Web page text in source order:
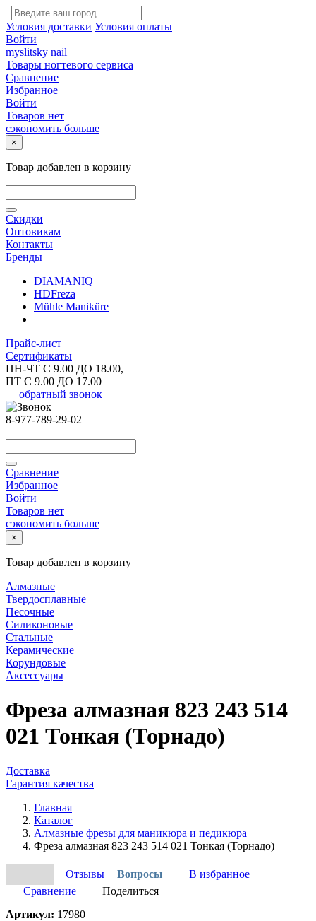
Условия доставки Условия оплаты
Войти
myslitsky nail
Товары ногтевого сервиса
Сравнение
Избранное
Войти
Товаров нет
сэкономить больше
×
Товар добавлен в корзину
Скидки
Оптовикам
Контакты
Бренды
DIAMANIQ
HDFreza
Mühle Maniküre
Прайс-лист
Сертификаты
ПН-ЧТ С 9.00 ДО 18.00,
ПТ С 9.00 ДО 17.00
обратный звонок
8-977-789-29-02
Сравнение
Избранное
Войти
Товаров нет
сэкономить больше
×
Товар добавлен в корзину
Алмазные
Твердосплавные
Песочные
Силиконовые
Стальные
Керамические
Корундовые
Аксессуары
Фреза алмазная 823 243 514
021 Тонкая (Торнадо)
Доставка
Гарантия качества
Главная
Каталог
Алмазные фрезы для маникюра и педикюра
Фреза алмазная 823 243 514 021 Тонкая (Торнадо)
Отзывы Вопросы
В избранное
Сравнение
Поделиться
Артикул: 17980